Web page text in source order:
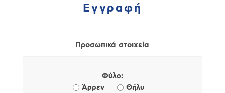
Εγγραφή
Προσωπικά στοιχεία
Φύλο:
Άρρεν
Θήλυ